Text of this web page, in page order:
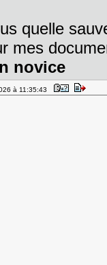
quelle
mes
novice
à 11:35:43